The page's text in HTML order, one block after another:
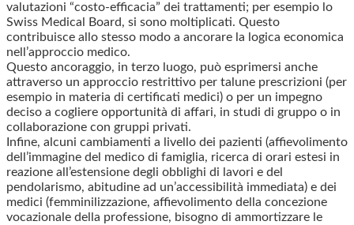
valutazioni “costo-efficacia” dei trattamenti; per esempio lo
Swiss Medical Board, si sono moltiplicati. Questo
contribuisce allo stesso modo a ancorare la logica economica
nell’approccio medico.
Questo ancoraggio, in terzo luogo, può esprimersi anche
attraverso un approccio restrittivo per talune prescrizioni (per
esempio in materia di certificati medici) o per un impegno
deciso a cogliere opportunità di affari, in studi di gruppo o in
collaborazione con gruppi privati.
Infine, alcuni cambiamenti a livello dei pazienti (affievolimento
dell’immagine del medico di famiglia, ricerca di orari estesi in
reazione all’estensione degli obblighi di lavori e del
pendolarismo, abitudine ad un’accessibilità immediata) e dei
medici (femminilizzazione, affievolimento della concezione
vocazionale della professione, bisogno di ammortizzare le